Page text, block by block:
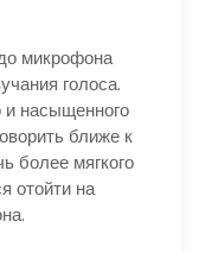
микрофона
голоса.
насыщенного
ближе к
более мягкого
отойти на